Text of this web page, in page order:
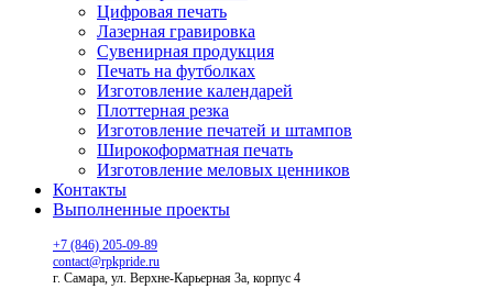
Цифровая печать
Лазерная гравировка
Сувенирная продукция
Печать на футболках
Изготовление календарей
Плоттерная резка
Изготовление печатей и штампов
Широкоформатная печать
Изготовление меловых ценников
Контакты
Выполненные проекты
+7 (846) 205-09-89
contact@rpkpride.ru
г. Самара, ул. Верхне-Карьерная 3а, корпус 4